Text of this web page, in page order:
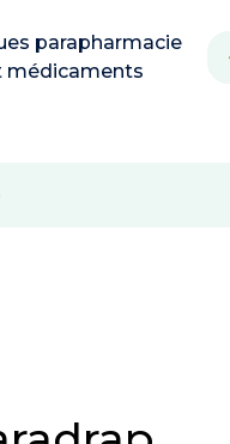
parapharmacie
médicaments